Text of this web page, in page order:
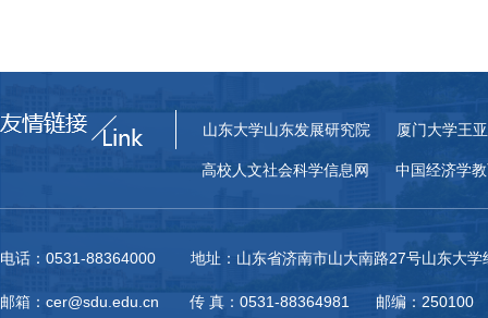
山东大学山东发展研究院 厦门大学王
高校人文社会科学信息网 中国经济学
电话：0531-88364000 地址：山东省济南市山大南路27号山东大学
邮箱：cer@sdu.edu.cn 传 真：0531-88364981 邮编：250100